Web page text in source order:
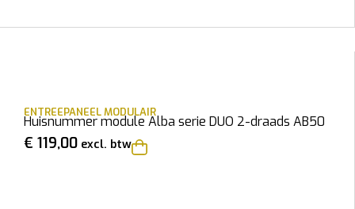
ENTREEPANEEL MODULAIR
Huisnummer module Alba serie DUO 2-draads AB50
€ 119,00 excl. btw